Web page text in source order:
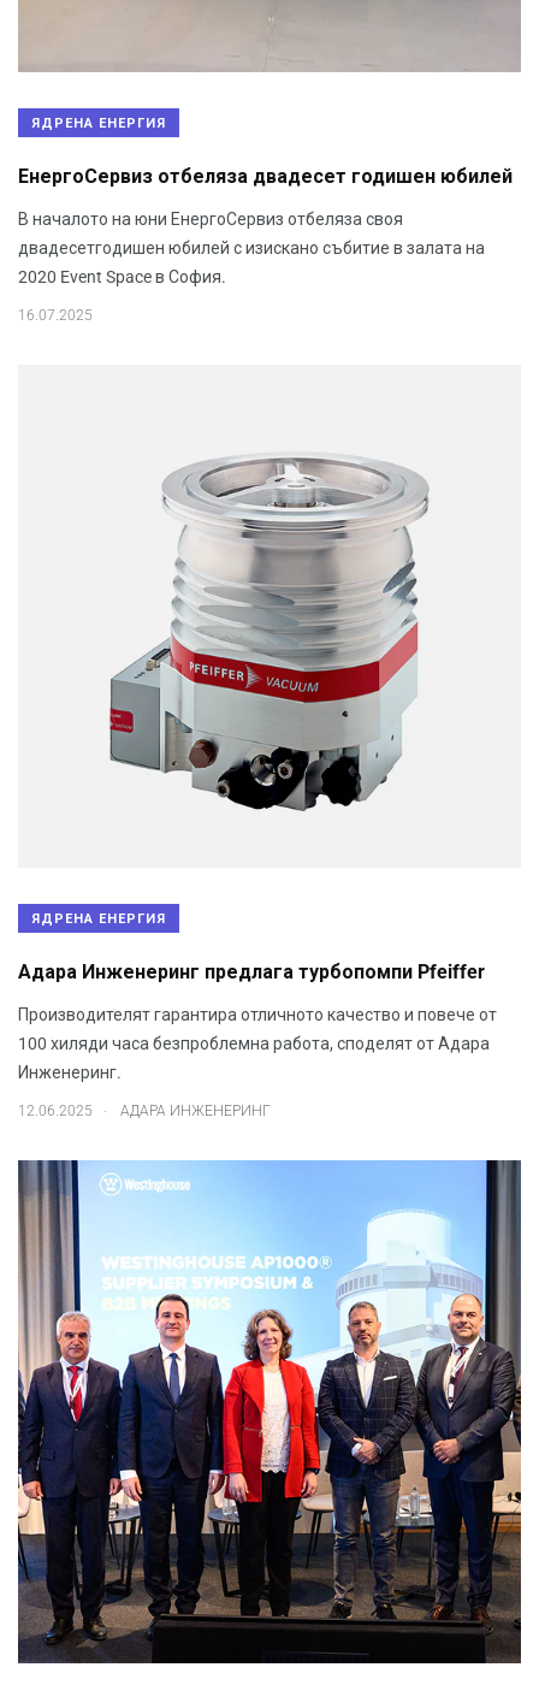
ЯДРЕНА ЕНЕРГИЯ
ЕнергоСервиз отбеляза двадесет годишен юбилей
В началото на юни ЕнергоСервиз отбеляза своя
двадесетгодишен юбилей с изискано събитие в залата на
2020 Event Space в София.
16.07.2025
ЯДРЕНА ЕНЕРГИЯ
Адара Инженеринг предлага турбопомпи Pfeiffer
Производителят гарантира отличното качество и повече от
100 хиляди часа безпроблемна работа, споделят от Адара
Инженеринг.
12.06.2025 . АДАРА ИНЖЕНЕРИНГ